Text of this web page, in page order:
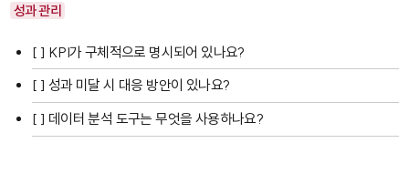
성과 관리
[ ] KPI가 구체적으로 명시되어 있나요?
[ ] 성과 미달 시 대응 방안이 있나요?
[ ] 데이터 분석 도구는 무엇을 사용하나요?